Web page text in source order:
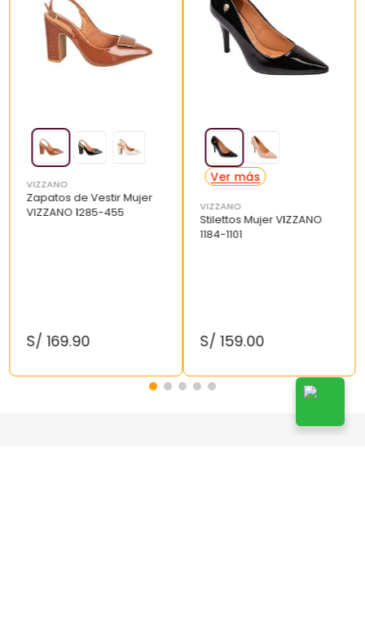
VIZZANO
Zapatos de Vestir Mujer
VIZZANO 1285-455
S/ 169.90
VIZZANO
Stilettos Mujer VIZZANO
1184-1101
S/ 159.00